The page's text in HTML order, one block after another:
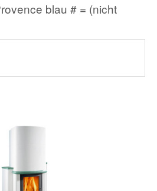
blau # = (nicht